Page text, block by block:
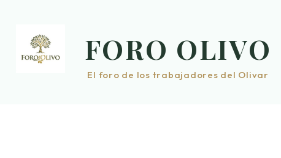
FORO OLIVO
El foro de los trabajadores del Olivar